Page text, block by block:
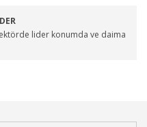
lider konumda ve daima